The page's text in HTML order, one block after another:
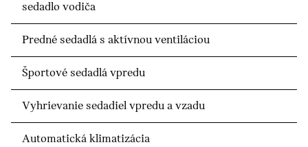
sedadlo vodiča
Predné sedadlá s aktívnou ventiláciou
Športové sedadlá vpredu
Vyhrievanie sedadiel vpredu a vzadu
Automatická klimatizácia